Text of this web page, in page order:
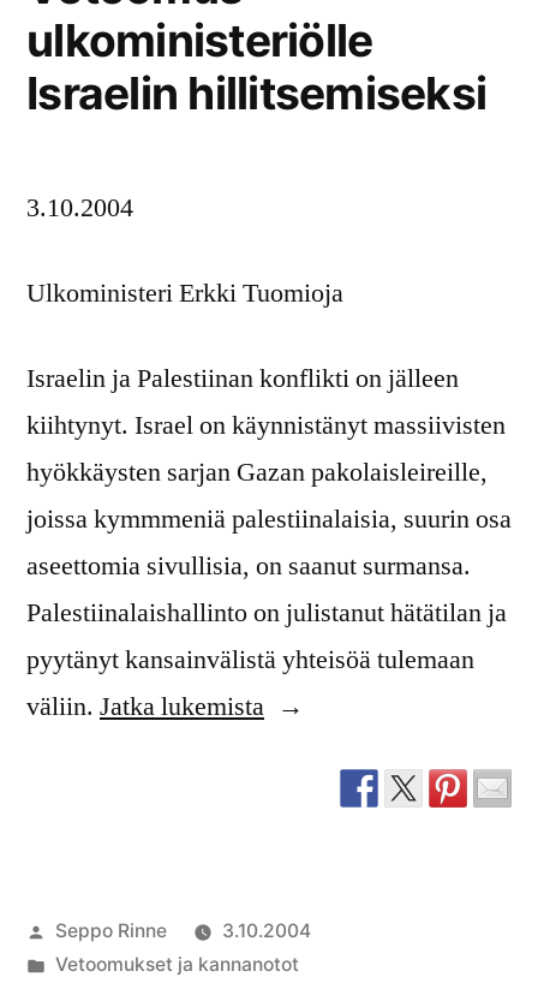
ulkoministeriölle
Israelin hillitsemiseksi
3.10.2004
Ulkoministeri Erkki Tuomioja
Israelin ja Palestiinan konflikti on jälleen
kiihtynyt. Israel on käynnistänyt massiivisten
hyökkäysten sarjan Gazan pakolaisleireille,
joissa kymmmeniä palestiinalaisia, suurin osa
aseettomia sivullisia, on saanut surmansa.
Palestiinalaishallinto on julistanut hätätilan ja
pyytänyt kansainvälistä yhteisöä tulemaan
väliin. Jatka lukemista”Vetoomus
Israelin
Artikkelin
julkaisija
Seppo Rinne
3.10.2004
Julkaistu
Vetoomukset ja kannanotot